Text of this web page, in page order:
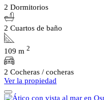
2 Dormitorios
2 Cuartos de baño
109 m 2
2 Cocheras / cocheras
Ver la propiedad